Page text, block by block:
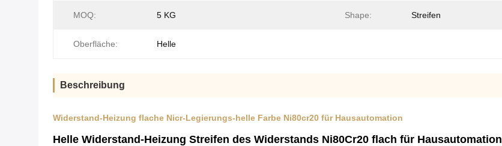
MOQ: 5 KG Shape: Streifen
Oberfläche: Helle
Beschreibung
Widerstand-Heizung flache Nicr-Legierungs-helle Farbe Ni80cr20 für Hausautomation
Helle Widerstand-Heizung Streifen des Widerstands Ni80Cr20 flach für Hausautomation